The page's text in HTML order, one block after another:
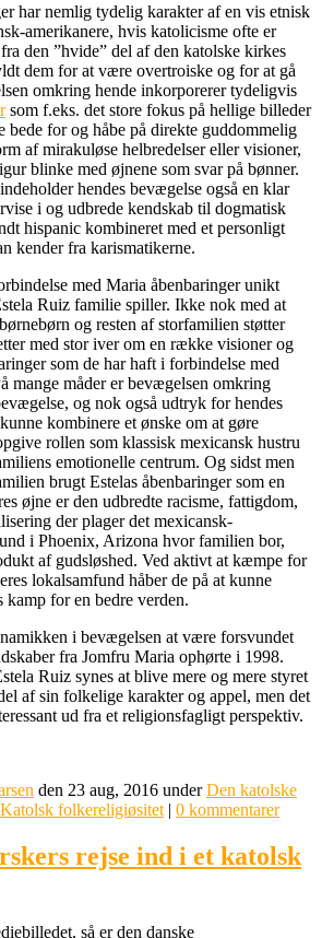
har nemlig tydelig karakter af en vis etnisk
amerikanere, hvis katolicisme ofte er
den ”hvide” del af den katolske kirkes
dem for at være overtroiske og for at gå
omkring hende inkorporerer tydeligvis
som f.eks. det store fokus på hellige billeder
bede for og håbe på direkte guddommelig
af mirakuløse helbredelser eller visioner,
blinke med øjnene som svar på bønner.
hendes bevægelse også en klar
i og udbrede kendskab til dogmatisk
hispanic kombineret med et personligt
kender fra karismatikerne.
med Maria åbenbaringer unikt
Ruiz familie spiller. Ikke nok med at
og resten af storfamilien støtter
med stor iver om en række visioner og
som de har haft i forbindelse med
mange måder er bevægelsen omkring
og nok også udtryk for hendes
kombinere et ønske om at gøre
rollen som klassisk mexicansk hustru
emotionelle centrum. Og sidst men
brugt Estelas åbenbaringer som en
øjne er den udbredte racisme, fattigdom,
der plager det mexicansk-
i Phoenix, Arizona hvor familien bor,
af gudsløshed. Ved aktivt at kæmpe for
lokalsamfund håber de på at kunne
for en bedre verden.
i bevægelsen at være forsvundet
fra Jomfru Maria ophørte i 1998.
Ruiz synes at blive mere og mere styret
af sin folkelige karakter og appel, men det
ud fra et religionsfagligt perspektiv.
den 23 aug, 2016 underDen katolske
Katolsk folkereligiøsitet | 0 kommentarer
rejse ind i et katolsk
så er den danske